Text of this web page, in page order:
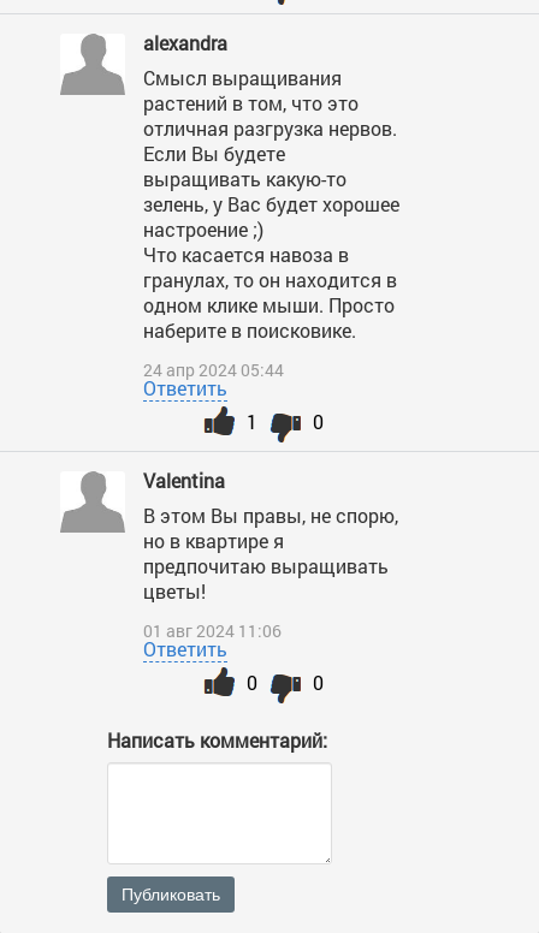
alexandra
Смысл выращивания
растений в том, что это
отличная разгрузка нервов.
Если Вы будете
выращивать какую-то
зелень, у Вас будет хорошее
настроение ;)
Что касается навоза в
гранулах, то он находится в
одном клике мыши. Просто
наберите в поисковике.
24 апр 2024 05:44
Ответить
0
1
Valentina
В этом Вы правы, не спорю,
но в квартире я
предпочитаю выращивать
цветы!
01 авг 2024 11:06
Ответить
0
0
Написать комментарий:
Публиковать